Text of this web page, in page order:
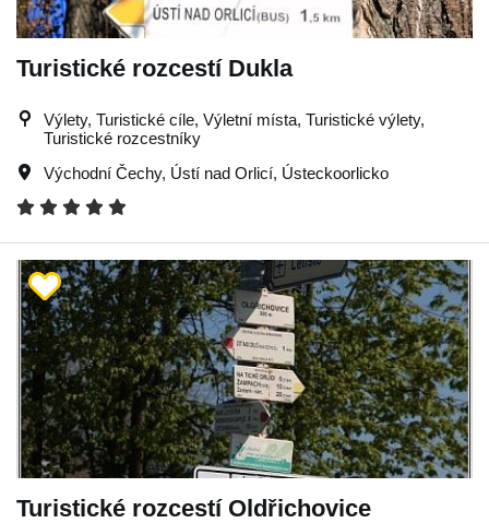
Turistické rozcestí Dukla
Výlety, Turistické cíle, Výletní místa, Turistické výlety,
Turistické rozcestníky
Východní Čechy, Ústí nad Orlicí, Ústeckoorlicko
Turistické rozcestí Oldřichovice